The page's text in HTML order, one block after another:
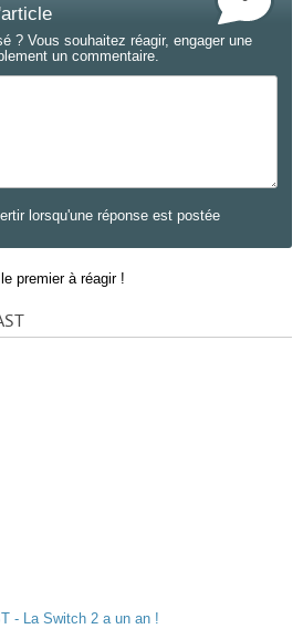
? Vous souhaitez réagir, engager une
un commentaire.
lorsqu'une réponse est postée
premier à réagir !
- La Switch 2 a un an !